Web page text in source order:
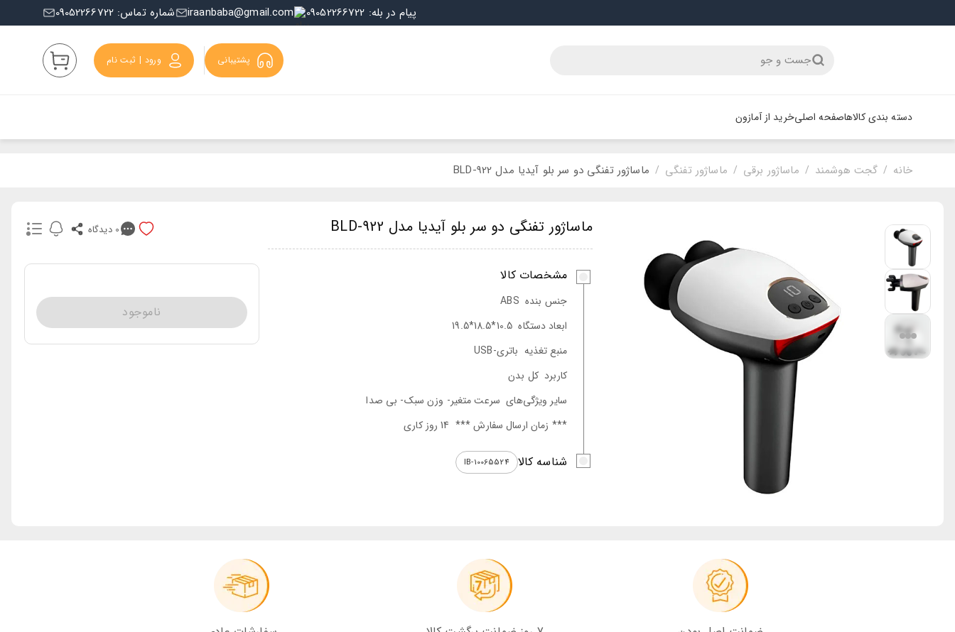
شماره تماس: 09052266722 iraanbaba@gmail.com پیام در بله: 09052266722
جست و جو پشتیبانی ورود | ثبت نام
دسته بندی کالاهاصفحه اصلیخرید از آمازون
خانه / گجت هوشمند / ماساژور برقی / ماساژور تفنگی / ماساژور تفنگی دو سر بلو آیدیا مدل BLD-922
ماساژور تفنگی دو سر بلو آیدیا مدل BLD-922
مشخصات کالا
جنس بنده ABS
ابعاد دستگاه 10.5*18.5*19.5
منبع تغذیه باتری-USB
کاربرد کل بدن
سایر ویژگی‌های سرعت متغیر- وزن سبک- بی صدا
*** زمان ارسال سفارش *** 14 روز کاری
شناسه کالا IB-10065524
0 دیدگاه
ناموجود